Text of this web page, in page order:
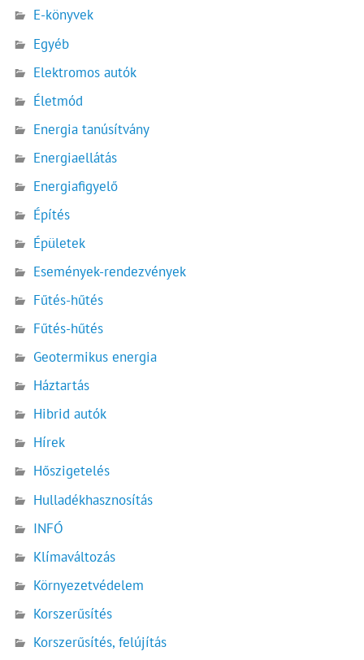
E-könyvek
Egyéb
Elektromos autók
Életmód
Energia tanúsítvány
Energiaellátás
Energiafigyelő
Építés
Épületek
Események-rendezvények
Fűtés-hűtés
Fűtés-hűtés
Geotermikus energia
Háztartás
Hibrid autók
Hírek
Hőszigetelés
Hulladékhasznosítás
INFÓ
Klímaváltozás
Környezetvédelem
Korszerűsítés
Korszerűsítés, felújítás